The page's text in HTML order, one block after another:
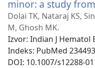
minor: a study
Dolai TK, Nataraj KS,
M, Ghosh MK.
Izvor‎: Indian J Hematol
Indeks‎: PubMed
DOI‎: 10.1007/s12288-